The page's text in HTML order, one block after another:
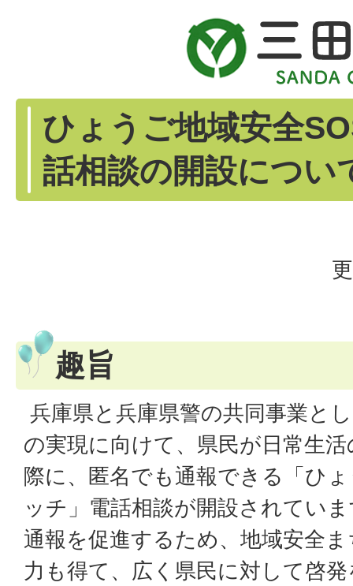
ひょうご地域安全
話相談の開設につい
趣旨
兵庫県と兵庫県警の共同事業と
の実現に向けて、県民が日常生
際に、匿名でも通報できる「ひ
ッチ」電話相談が開設されてい
通報を促進するため、地域安全
力も得て、広く県民に対して啓